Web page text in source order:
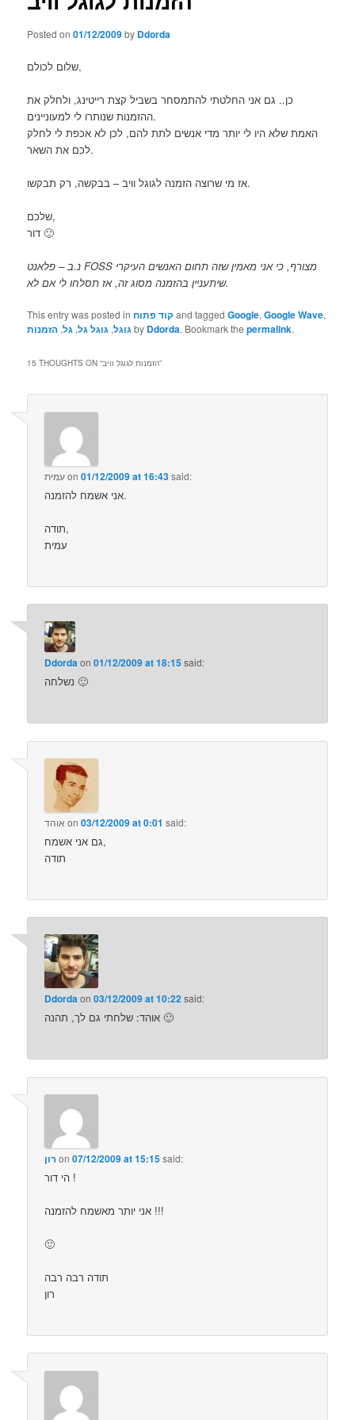
Posted on01/12/2009by Ddorda
שלום לכולם,
כן.. גם אני החלטתי להתמסחר בשביל קצת רייטינג, ולחלק את
ההזמנות שנותרו לי למעוניינים.
האמת שלא היו לי יותר מדי אנשים לתת להם, לכן לא אכפת לי לחלק
לכם את השאר.
אז מי שרוצה הזמנה לגוגל וויב – בבקשה, רק תבקשו.
שלכם,
דור 🙂
נ.ב – פלאנט FOSS מצורף, כי אני מאמין שזה תחום האנשים העיקרי
שיתעניין בהזמנה מסוג זה, אז תסלחו לי אם לא.
This entry was posted in קוד פתוחand taggedGoogle,Google Wave,
גוגל, גוגל גל, גל, הזמנות by Ddorda. Bookmark thepermalink.
15 THOUGHTS ON “הזמנות לגוגל וויב”
עמיתon01/12/2009 at 16:43said:
אני אשמח להזמנה.
תודה,
עמית
Ddordaon01/12/2009 at 18:15said:
נשלחה 🙂
אוהד on03/12/2009 at 0:01 said:
גם אני אשמח,
תודה
Ddordaon03/12/2009 at 10:22said:
אוהד: שלחתי גם לך, תהנה 🙂
רון on07/12/2009 at 15:15said:
הי דור !
אני יותר מאשמח להזמנה !!!
🙂
תודה רבה רבה
רון